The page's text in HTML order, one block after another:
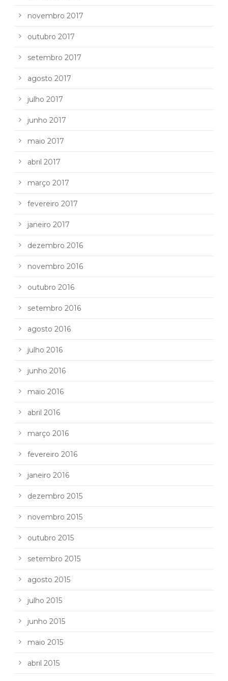
novembro 2017
outubro 2017
setembro 2017
agosto 2017
julho 2017
junho 2017
maio 2017
abril 2017
março 2017
fevereiro 2017
janeiro 2017
dezembro 2016
novembro 2016
outubro 2016
setembro 2016
agosto 2016
julho 2016
junho 2016
maio 2016
abril 2016
março 2016
fevereiro 2016
janeiro 2016
dezembro 2015
novembro 2015
outubro 2015
setembro 2015
agosto 2015
julho 2015
junho 2015
maio 2015
abril 2015